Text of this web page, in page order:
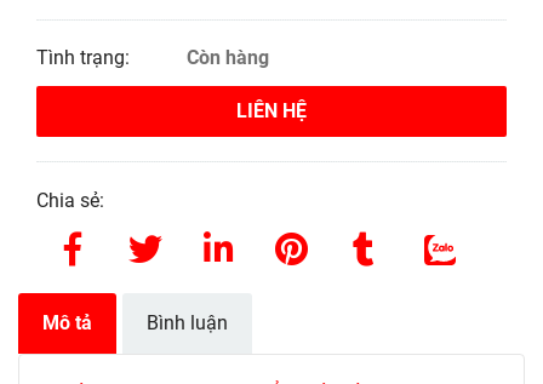
Tình trạng: Còn hàng
LIÊN HỆ
Chia sẻ:
Mô tả Bình luận